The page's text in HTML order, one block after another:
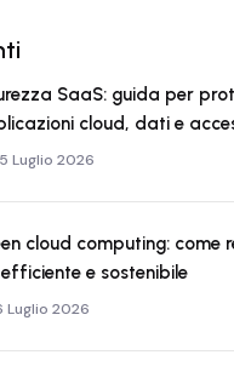
SaaS: guida per
cloud, dati e
Luglio 2026
cloud computing: come
e sostenibile
Luglio 2026